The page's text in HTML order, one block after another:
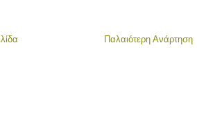
Παλαιότερη Ανάρτηση